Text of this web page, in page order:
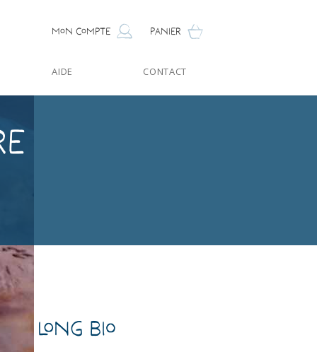
Mon compte Panier
AIDE CONTACT
Long Bio